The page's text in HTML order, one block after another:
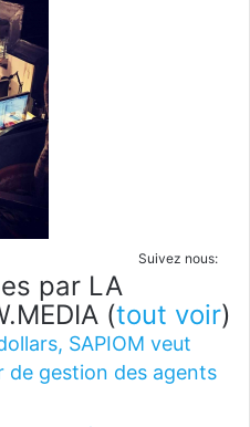
Suivez nous:
par LA
(tout voir)
SAPIOM veut
de gestion des agents